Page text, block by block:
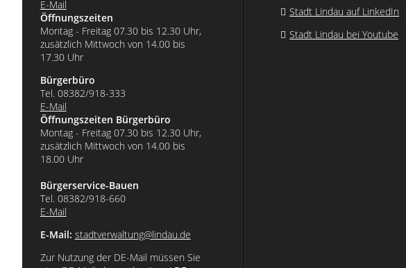
E-Mail
Öffnungszeiten
Montag - Freitag 07.30 bis 12.30 Uhr,
zusätzlich Mittwoch von 14.00 bis
17.30 Uhr
Bürgerbüro
Tel. 08382/918-333
E-Mail
Öffnungszeiten Bürgerbüro
Montag - Freitag 07.30 bis 12.30 Uhr,
zusätzlich Mittwoch von 14.00 bis
18.00 Uhr
Bürgerservice-Bauen
Tel. 08382/918-660
E-Mail
E-Mail: stadtverwaltung@lindau.de
Zur Nutzung der DE-Mail müssen Sie
Stadt Lindau auf LinkedIn
Stadt Lindau bei Youtube